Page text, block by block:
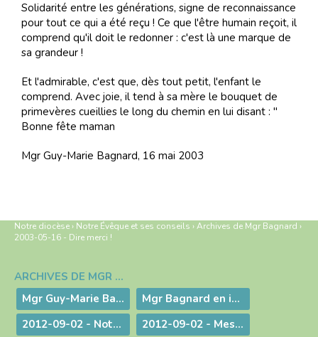
Solidarité entre les générations, signe de reconnaissance
pour tout ce qui a été reçu ! Ce que l'être humain reçoit, il
comprend qu'il doit le redonner : c'est là une marque de
sa grandeur !
Et l'admirable, c'est que, dès tout petit, l'enfant le
comprend. Avec joie, il tend à sa mère le bouquet de
primevères cueillies le long du chemin en lui disant : "
Bonne fête maman
Mgr Guy-Marie Bagnard, 16 mai 2003
Notre diocèse › Notre Évêque et ses conseils ›Archives de Mgr Bagnard ›
2003-05-16 - Dire merci !
Navigation
ARCHIVES DE MGR BAGNARD
Mgr Guy-Marie Bagnard, évêque émérite de Belley-Ars
Mgr Bagnard en images
2012-09-02 - Notre tâche est de faire entendre la voix d'une conscience droite !
2012-09-02 - Message d'au-revoir de Mgr Bagnard